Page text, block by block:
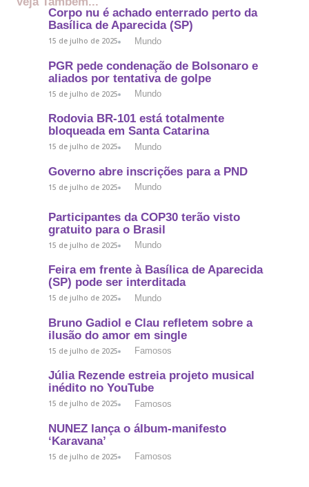
Corpo nu é achado enterrado perto da
Basílica de Aparecida (SP)
15 de julho de 2025 Mundo
PGR pede condenação de Bolsonaro e
aliados por tentativa de golpe
15 de julho de 2025 Mundo
Rodovia BR-101 está totalmente
bloqueada em Santa Catarina
15 de julho de 2025 Mundo
Governo abre inscrições para a PND
15 de julho de 2025 Mundo
Participantes da COP30 terão visto
gratuito para o Brasil
15 de julho de 2025 Mundo
Feira em frente à Basílica de Aparecida
(SP) pode ser interditada
15 de julho de 2025 Mundo
Bruno Gadiol e Clau refletem sobre a
ilusão do amor em single
15 de julho de 2025 Famosos
Júlia Rezende estreia projeto musical
inédito no YouTube
15 de julho de 2025 Famosos
NUNEZ lança o álbum-manifesto
‘Karavana’
15 de julho de 2025 Famosos